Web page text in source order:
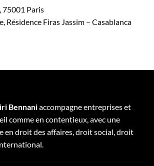
75001 Paris
Résidence Firas Jassim – Casablanca
Bennaniaccompagne entreprises et
comme en contentieux, avec une
en droit des affaires, droit social, droit